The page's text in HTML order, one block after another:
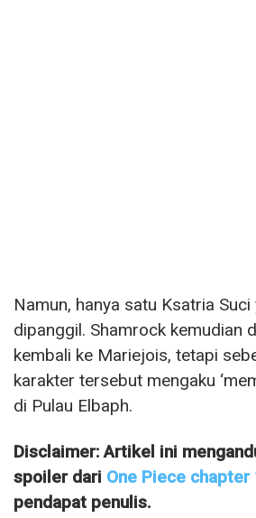
Namun, hanya satu Ksatria
dipanggil. Shamrock kemudian
kembali ke Mariejois, tetapi
karakter tersebut mengaku
di Pulau Elbaph.
Disclaimer: Artikel ini
spoiler dari One Piece chapter
pendapat penulis.